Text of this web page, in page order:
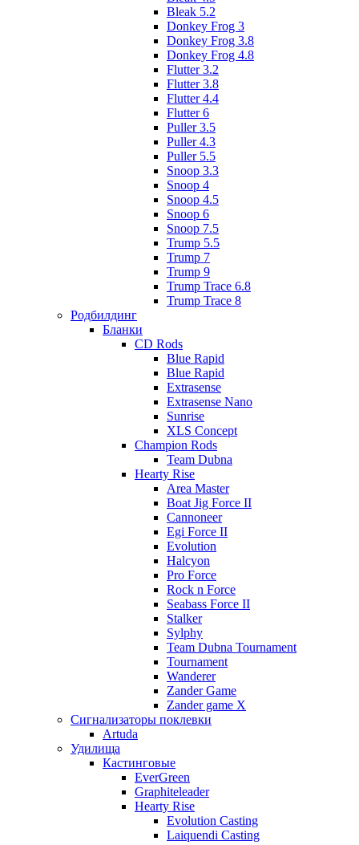
Bleak 5.2
Donkey Frog 3
Donkey Frog 3.8
Donkey Frog 4.8
Flutter 3.2
Flutter 3.8
Flutter 4.4
Flutter 6
Puller 3.5
Puller 4.3
Puller 5.5
Snoop 3.3
Snoop 4
Snoop 4.5
Snoop 6
Snoop 7.5
Trump 5.5
Trump 7
Trump 9
Trump Trace 6.8
Trump Trace 8
Родбилдинг
Бланки
CD Rods
Blue Rapid
Blue Rapid
Extrasense
Extrasense Nano
Sunrise
XLS Concept
Champion Rods
Team Dubna
Hearty Rise
Area Master
Boat Jig Force II
Cannoneer
Egi Force II
Evolution
Halcyon
Pro Force
Rock n Force
Seabass Force II
Stalker
Sylphy
Team Dubna Tournament
Tournament
Wanderer
Zander Game
Zander game X
Сигнализаторы поклевки
Artuda
Удилища
Кастинговые
EverGreen
Graphiteleader
Hearty Rise
Evolution Casting
Laiquendi Casting